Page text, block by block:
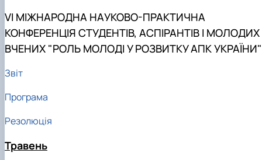
VI МІЖНАРОДНА НАУКОВО-ПРАКТИЧНА
КОНФЕРЕНЦІЯ СТУДЕНТІВ, АСПІРАНТІВ І МОЛОДИХ
ВЧЕНИХ "РОЛЬ МОЛОДІ У РОЗВИТКУ АПК УКРАЇНИ"
Звіт
Програма
Резолюція
Травень